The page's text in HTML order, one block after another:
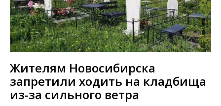
Жителям Новосибирска
запретили ходить на кладбища
из-за сильного ветра